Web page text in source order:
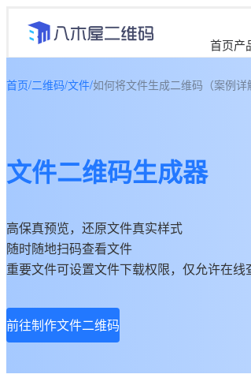
首页产
首页/二维码/文件/如何将文件生成二维码（案例详
文件二维码生成器
高保真预览，还原文件真实样式
随时随地扫码查看文件
重要文件可设置文件下载权限，仅允许在线
前往制作文件二维码